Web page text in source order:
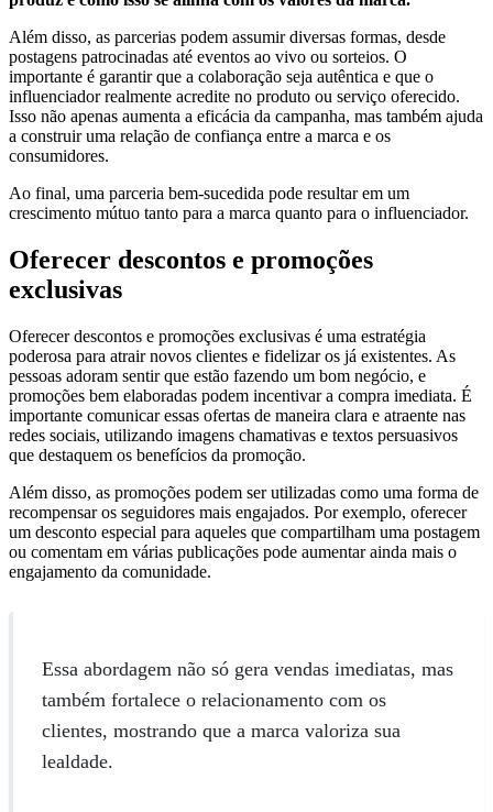
Além disso, as parcerias podem assumir diversas formas, desde
postagens patrocinadas até eventos ao vivo ou sorteios. O
importante é garantir que a colaboração seja autêntica e que o
influenciador realmente acredite no produto ou serviço oferecido.
Isso não apenas aumenta a eficácia da campanha, mas também ajuda
a construir uma relação de confiança entre a marca e os
consumidores.
Ao final, uma parceria bem-sucedida pode resultar em um
crescimento mútuo tanto para a marca quanto para o influenciador.
Oferecer descontos e promoções
exclusivas
Oferecer descontos e promoções exclusivas é uma estratégia
poderosa para atrair novos clientes e fidelizar os já existentes. As
pessoas adoram sentir que estão fazendo um bom negócio, e
promoções bem elaboradas podem incentivar a compra imediata. É
importante comunicar essas ofertas de maneira clara e atraente nas
redes sociais, utilizando imagens chamativas e textos persuasivos
que destaquem os benefícios da promoção.
Além disso, as promoções podem ser utilizadas como uma forma de
recompensar os seguidores mais engajados. Por exemplo, oferecer
um desconto especial para aqueles que compartilham uma postagem
ou comentam em várias publicações pode aumentar ainda mais o
engajamento da comunidade.
Essa abordagem não só gera vendas imediatas, mas
também fortalece o relacionamento com os
clientes, mostrando que a marca valoriza sua
lealdade.